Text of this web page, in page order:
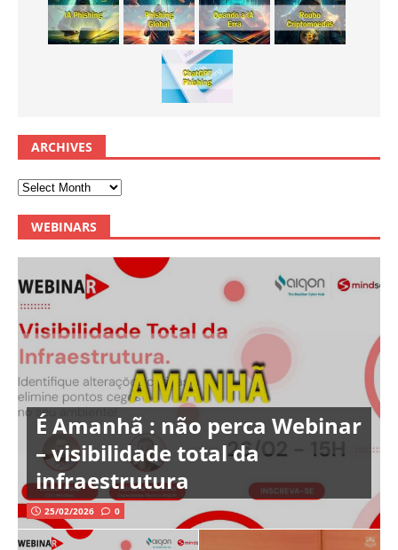
ARCHIVES
WEBINARS
É Amanhã : não perca Webinar
– visibilidade total da
infraestrutura
25/02/2026 0